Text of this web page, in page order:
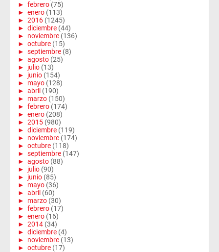
► febrero (75)
► enero (113)
► 2016 (1245)
► diciembre (44)
► noviembre (136)
► octubre (15)
► septiembre (8)
► agosto (25)
► julio (13)
► junio (154)
► mayo (128)
► abril (190)
► marzo (150)
► febrero (174)
► enero (208)
► 2015 (980)
► diciembre (119)
► noviembre (174)
► octubre (118)
► septiembre (147)
► agosto (88)
► julio (90)
► junio (85)
► mayo (36)
► abril (60)
► marzo (30)
► febrero (17)
► enero (16)
► 2014 (34)
► diciembre (4)
► noviembre (13)
► octubre (17)